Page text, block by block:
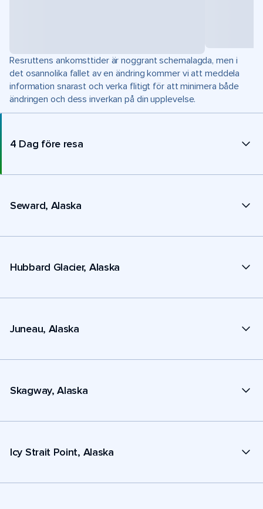
Resruttens ankomsttider är noggrant schemalagda, men i
det osannolika fallet av en ändring kommer vi att meddela
information snarast och verka flitigt för att minimera både
ändringen och dess inverkan på din upplevelse.
4 Dag före resa
Seward, Alaska
Hubbard Glacier, Alaska
Juneau, Alaska
Skagway, Alaska
Icy Strait Point, Alaska